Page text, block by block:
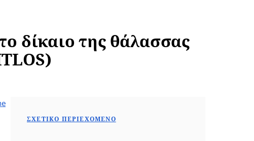
δίκαιο της θάλασσας
ΣΧΕΤΙΚΌ ΠΕΡΙΕΧΌΜΕΝΟ